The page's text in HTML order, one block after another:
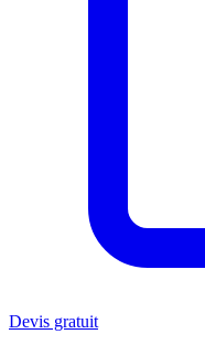
Devis gratuit